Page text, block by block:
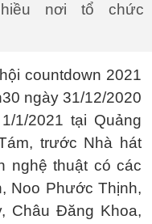
nơi tổ chức
countdown 2021
ngày 31/12/2020
1/2021 tại Quảng
trước Nhà hát
nghệ thuật có các
Noo Phước Thịnh,
Châu Đăng Khoa,